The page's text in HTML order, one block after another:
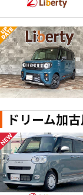
ドリーム加